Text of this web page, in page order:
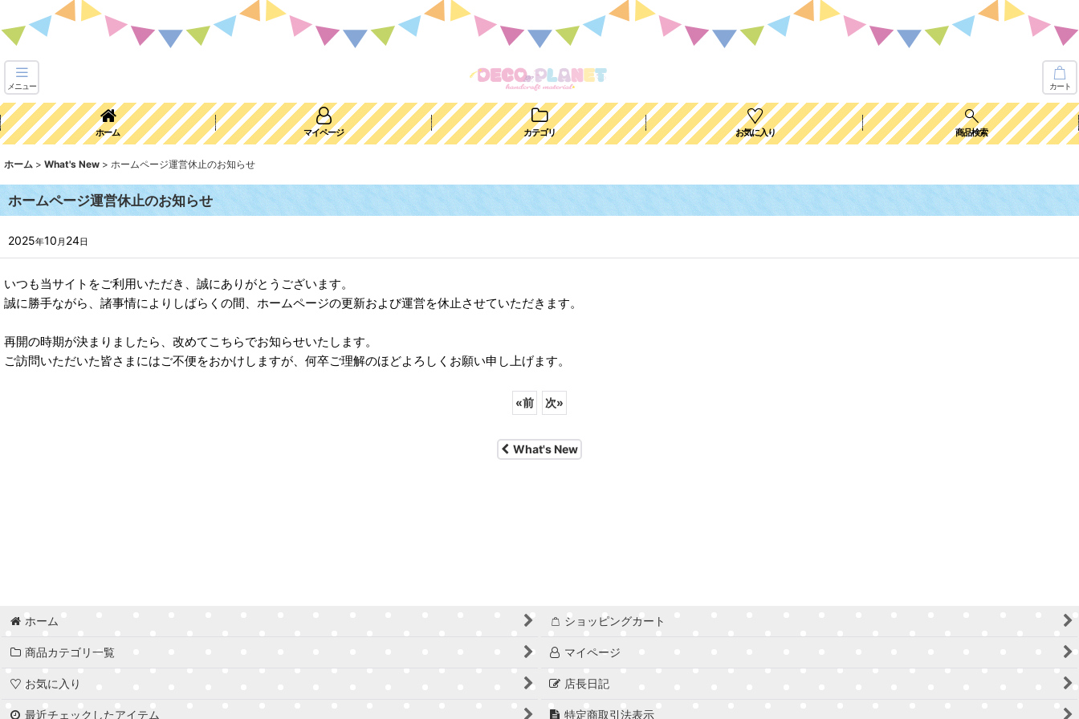
メニュー カート
ホーム マイページ カテゴリ お気に入り 商品検索
ホーム > What's New > ホームページ運営休止のお知らせ
ホームページ運営休止のお知らせ
2025年10 月 24日
いつも当サイトをご利用いただき、誠にありがとうございます。
誠に勝手ながら、諸事情によりしばらくの間、ホームページの更新および運営を休止させていただきます。
再開の時期が決まりましたら、改めてこちらでお知らせいたします。
ご訪問いただいた皆さまにはご不便をおかけしますが、何卒ご理解のほどよろしくお願い申し上げます。
«前 次»
What's New
ホーム ショッピングカート
商品カテゴリ一覧 マイページ
お気に入り 店長日記
最近チェックしたアイテム 特定商取引法表示